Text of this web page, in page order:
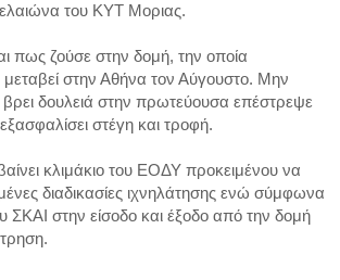
του ΚΥΤ Μοριας.
πως ζούσε στην δομή, την οποία
μεταβεί στην Αθήνα τον Αύγουστο. Μην
δουλειά στην πρωτεύουσα επέστρεψε
στέγη και τροφή.
κλιμάκιο του ΕΟΔΥ προκειμένου να
διαδικασίες ιχνηλάτησης ενώ σύμφωνα
ΣΚΑΙ στην είσοδο και έξοδο από την δομή